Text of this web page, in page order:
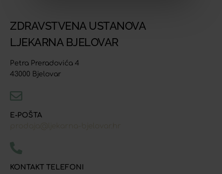
ZDRAVSTVENA USTANOVA
LJEKARNA BJELOVAR
Petra Preradovića 4
43000 Bjelovar
E-POŠTA
KONTAKT TELEFONI